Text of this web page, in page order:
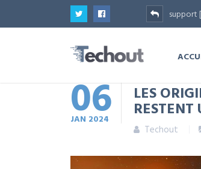
support
06
JAN 2024
LES
RESTENT
Techout